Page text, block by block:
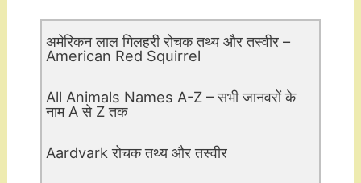
अमेरिकन लाल गिलहरी रोचक तथ्य और तस्वीर –
American Red Squirrel
All Animals Names A-Z – सभी जानवरों के
नाम A से Z तक
Aardvark रोचक तथ्य और तस्वीर